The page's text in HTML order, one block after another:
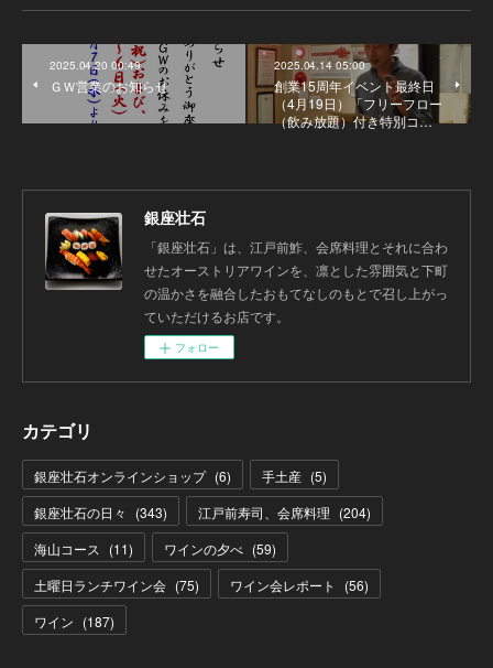
2025.04.20 00:49
ＧＷ営業のお知らせ
2025.04.14 05:00
創業15周年イベント最終日
（4月19日）「フリーフロー
（飲み放題）付き特別コ…
銀座壮石
「銀座壮石」は、江戸前鮓、会席料理とそれに合わ
せたオーストリアワインを、凛とした雰囲気と下町
の温かさを融合したおもてなしのもとで召し上がっ
ていただけるお店です。
フォロー
カテゴリ
銀座壮石オンラインショップ (6) 手土産 (5)
銀座壮石の日々
(343) 江戸前寿司、会席料理 (204)
海山コース
(11) ワインの夕べ (59)
土曜日ランチワイン会 (75) ワイン会レポート (56)
ワイン (187)